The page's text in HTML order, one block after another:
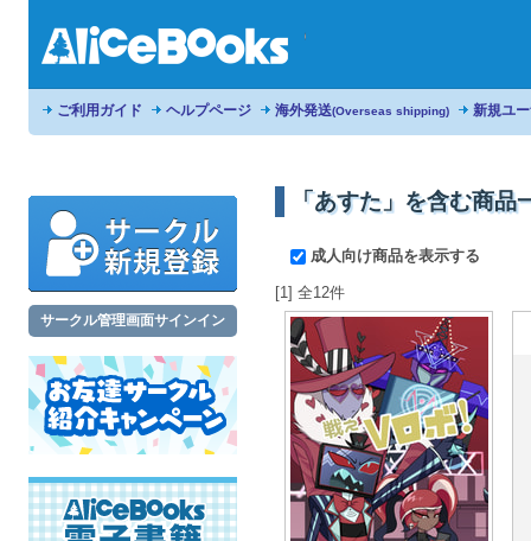
ご利用ガイド ヘルプページ 海外発送(Overseas shipping) 新規ユ
サークル管理画面サインイン
「あすた」を含む商品
成人向け商品を表示する
[1] 全12件